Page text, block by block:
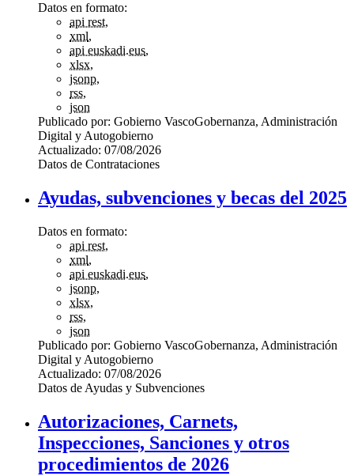
Datos en formato:
api rest,
xml,
api euskadi.eus,
xlsx,
jsonp,
rss,
json
Publicado por: Gobierno VascoGobernanza, Administración
Digital y Autogobierno
Actualizado: 07/08/2026
Datos de Contrataciones
Ayudas, subvenciones y becas del 2025
Datos en formato:
api rest,
xml,
api euskadi.eus,
jsonp,
xlsx,
rss,
json
Publicado por: Gobierno VascoGobernanza, Administración
Digital y Autogobierno
Actualizado: 07/08/2026
Datos de Ayudas y Subvenciones
Autorizaciones, Carnets,
Inspecciones, Sanciones y otros
procedimientos de 2026